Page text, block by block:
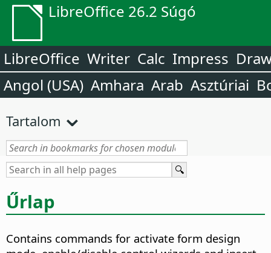
LibreOffice 26.2 Súgó
LibreOffice Writer Calc Impress
Angol (USA) Amhara Arab Asztúriai
Tartalom
Űrlap
Contains commands for activate form design